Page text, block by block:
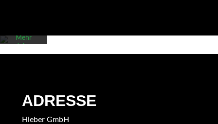
Mehr
erfahren
Maps immer
entsperren
ADRESSE
Hieber GmbH